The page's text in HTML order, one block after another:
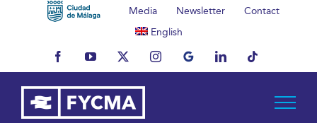
Media Newsletter
Contact
English
FacebookYouTubeX InstagramMyBusinessLinkedInTiktok